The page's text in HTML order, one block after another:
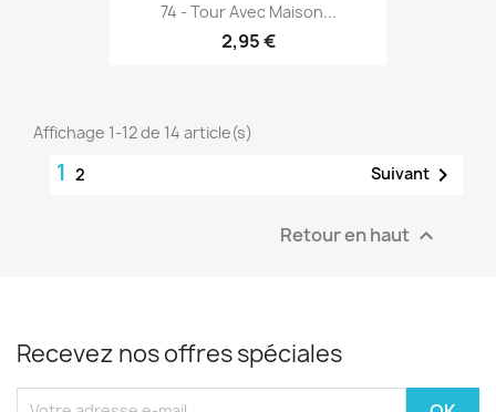
74 - Tour Avec Maison...
2,95 €
Affichage 1-12 de 14 article(s)
1 2 Suivant 
Retour en haut 
Recevez nos offres spéciales